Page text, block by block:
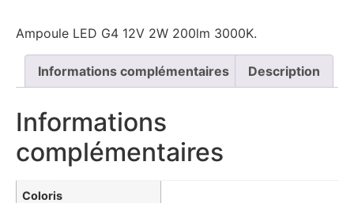
Ampoule LED G4 12V 2W 200lm 3000K.
Informations complémentaires Description
Informations
complémentaires
Coloris